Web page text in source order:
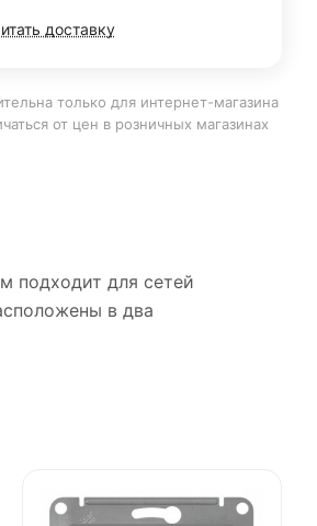
доставку
только для интернет-магазина
от цен в розничных магазинах
подходит для сетей
в два